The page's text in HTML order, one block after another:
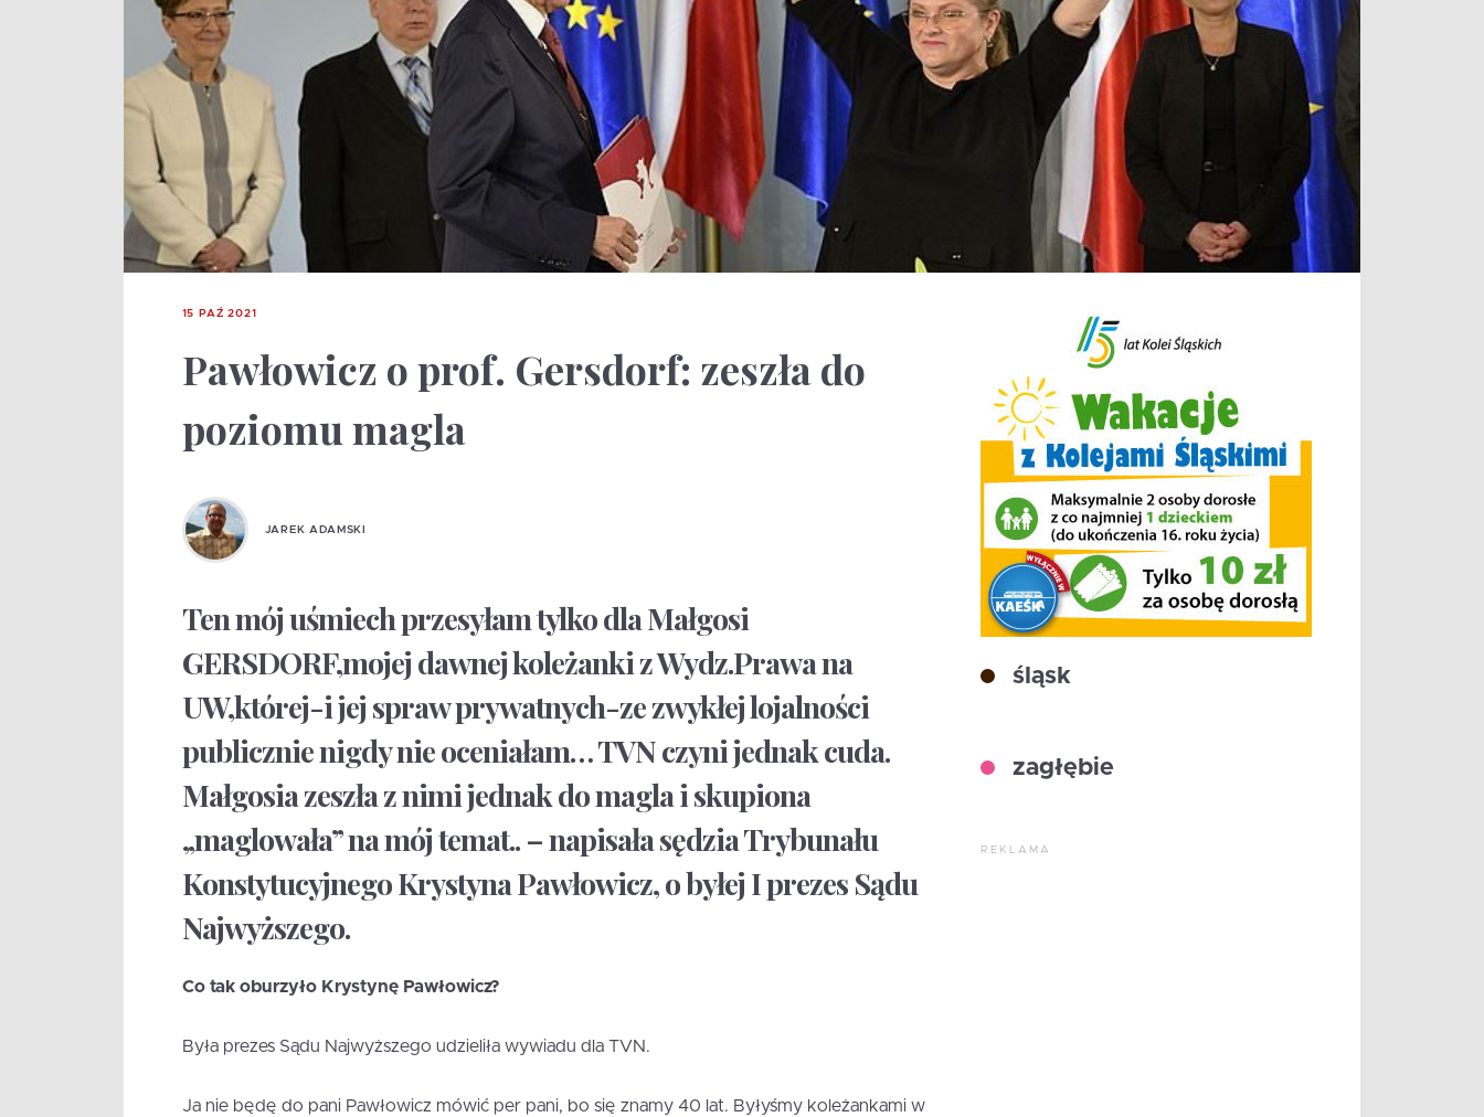
15 PAŹ 2021
Pawłowicz o prof. Gersdorf: zeszła do
poziomu magla
JAREK ADAMSKI
Ten mój uśmiech przesyłam tylko dla Małgosi
GERSDORF,mojej dawnej koleżanki z Wydz.Prawa na
UW,której-i jej spraw prywatnych-ze zwykłej lojalności
publicznie nigdy nie oceniałam… TVN czyni jednak cuda.
Małgosia zeszła z nimi jednak do magla i skupiona
„maglowała” na mój temat.. – napisała sędzia Trybunału
Konstytucyjnego Krystyna Pawłowicz, o byłej I prezes Sądu
Najwyższego.
Co tak oburzyło Krystynę Pawłowicz?
Była prezes Sądu Najwyższego udzieliła wywiadu dla TVN.
Ja nie będę do pani Pawłowicz mówić per pani, bo się znamy 40 lat. Byłyśmy koleżankami w
śląsk
zagłębie
REKLAMA